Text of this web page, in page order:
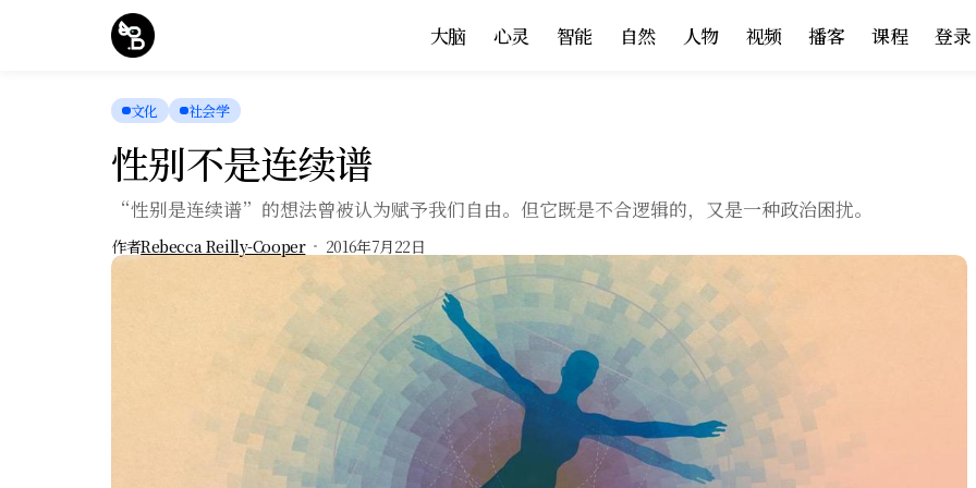
大脑 心灵 智能 自然 人物 视频 播客 课程 登录
文化 社会学
性别不是连续谱
“性别是连续谱”的想法曾被认为赋予我们自由。但它既是不合逻辑的，又是一种政治困扰。
作者Rebecca Reilly-Cooper 2016年7月22日